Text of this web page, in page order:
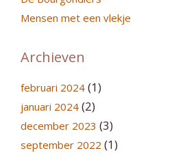
Mensen met een vlekje
Archieven
februari 2024 (1)
januari 2024 (2)
december 2023 (3)
september 2022 (1)